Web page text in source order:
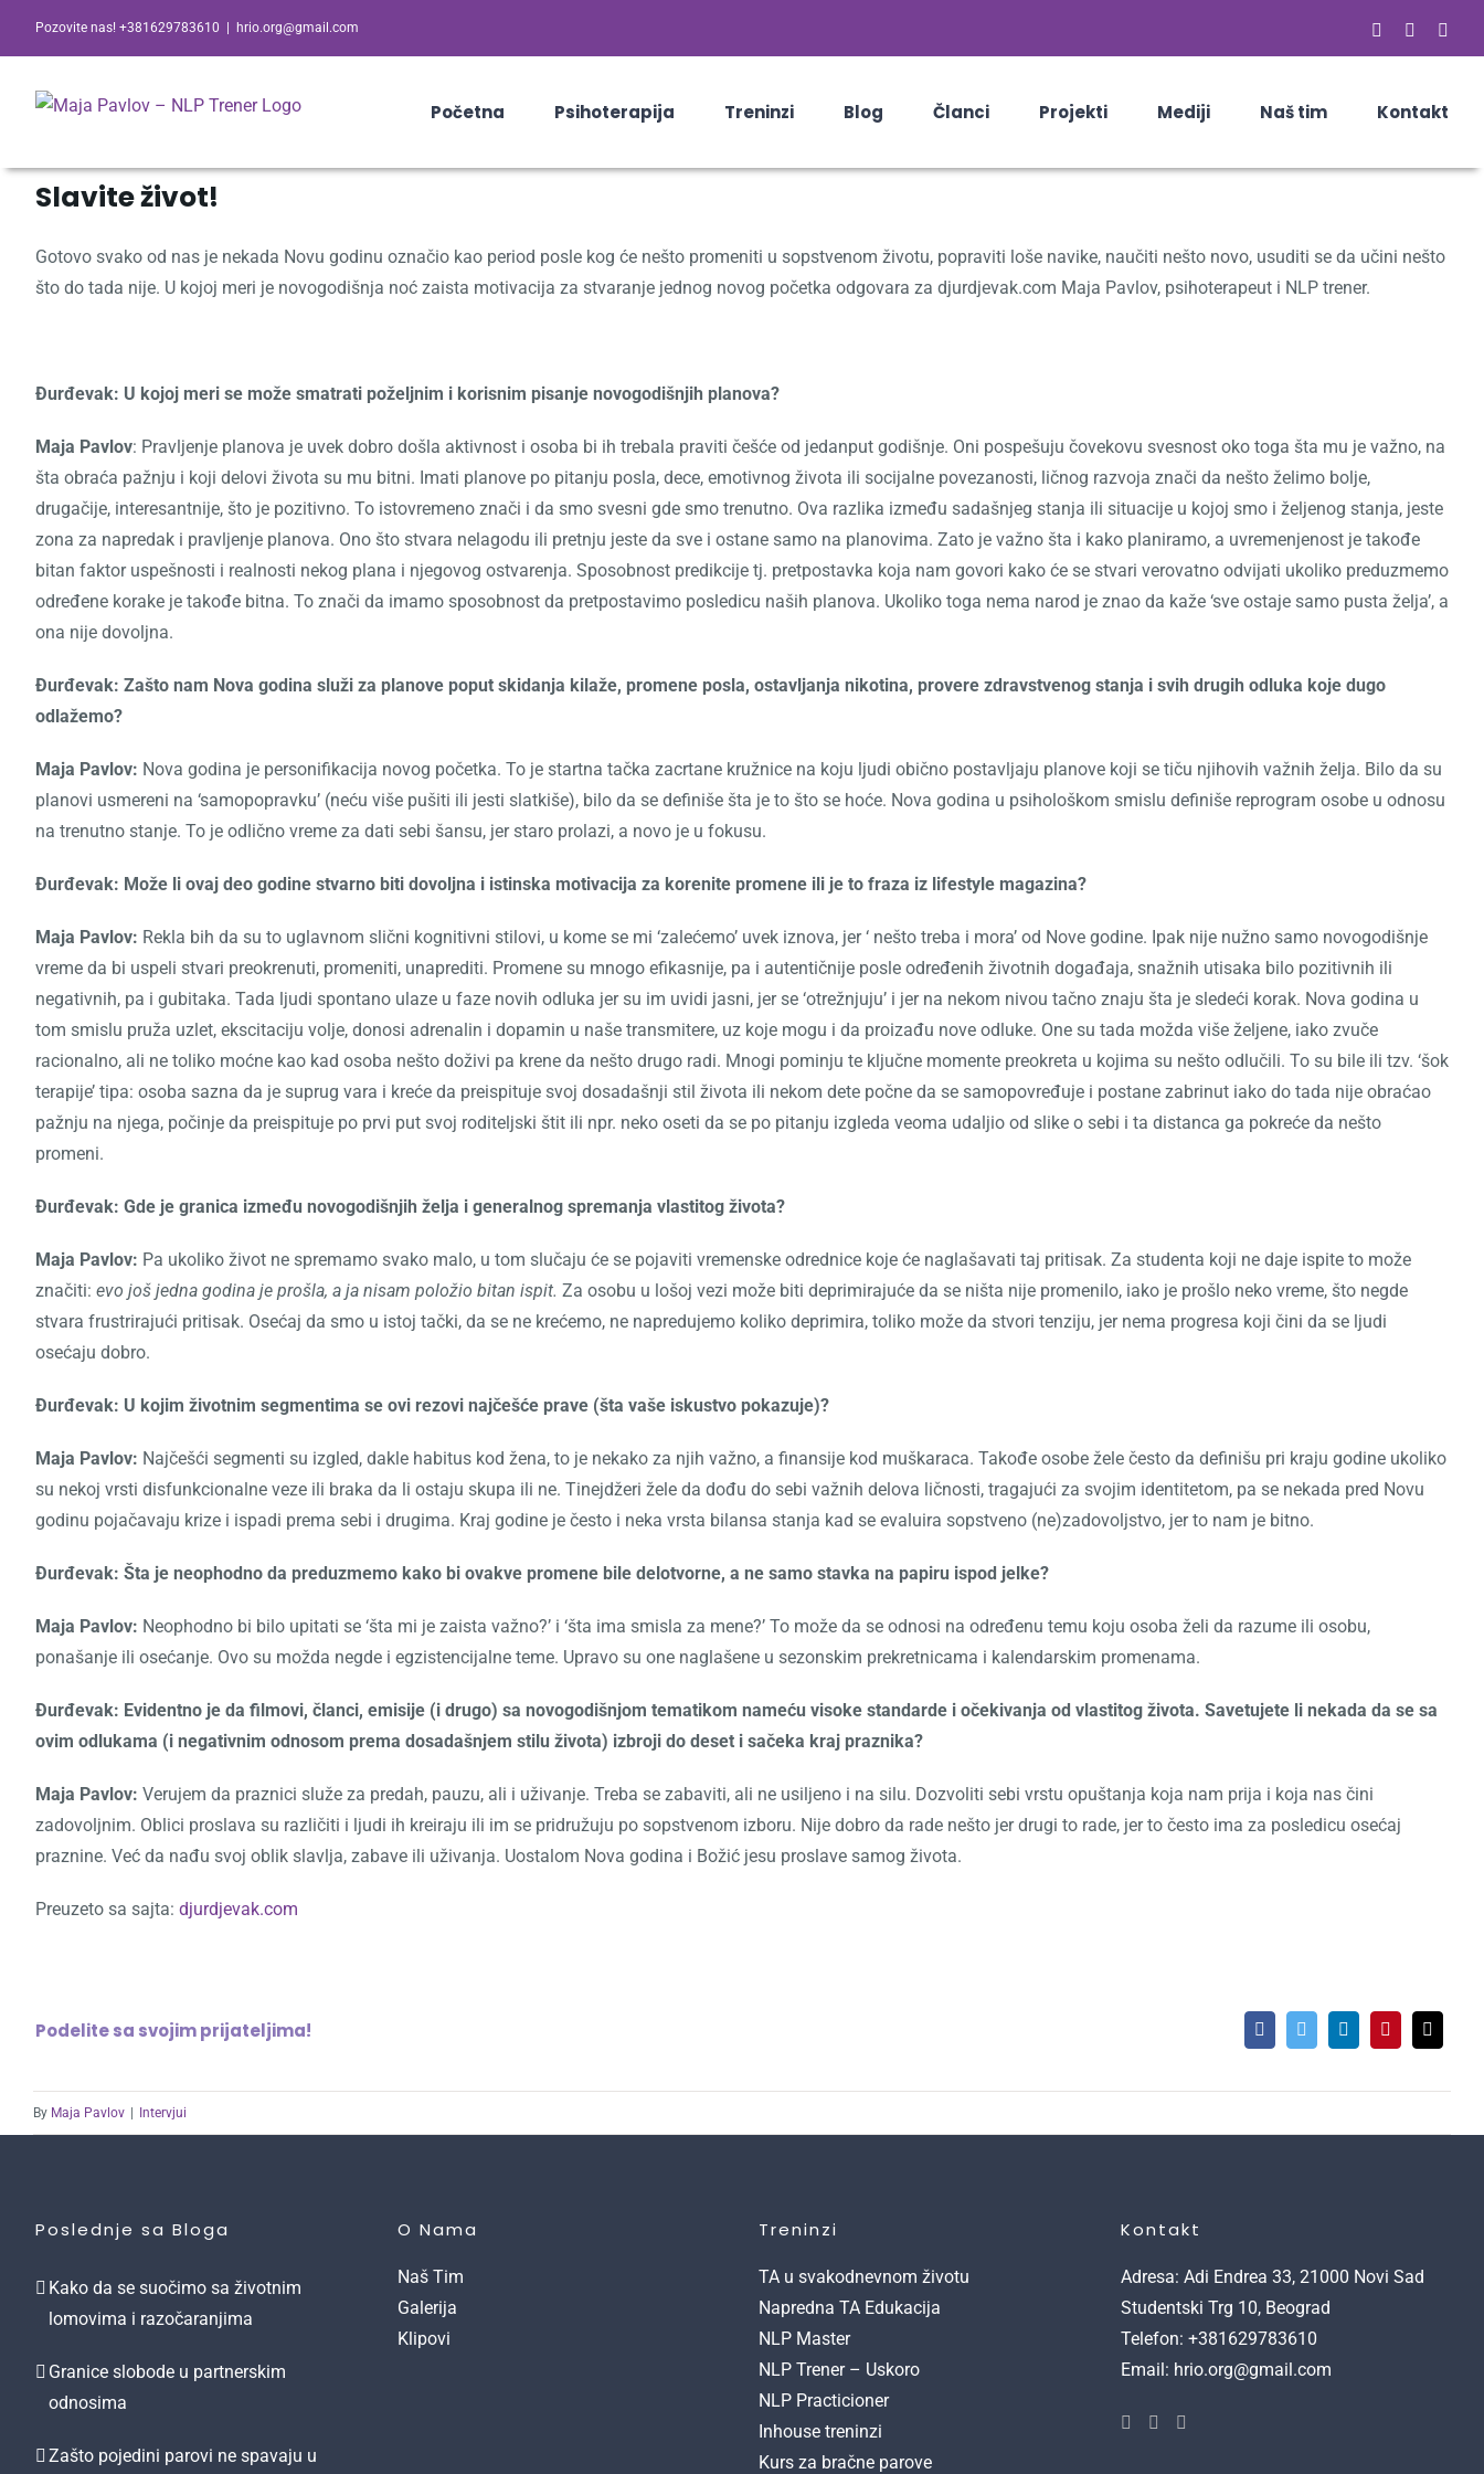
Pozovite nas! +381629783610 hrio.org@gmail.com Facebook
Email
Početna Psihoterapija Treninzi Blog Članci Projekti Mediji Naš tim Kontakt
Slavite život!
Gotovo svako od nas je nekada Novu godinu označio kao period posle kog će nešto promeniti u sopstvenom životu, popraviti loše navike, naučiti nešto novo, usuditi se da učini nešto
što do tada nije. U kojoj meri je novogodišnja noć zaista motivacija za stvaranje jednog novog početka odgovara za djurdjevak.com Maja Pavlov, psihoterapeut i NLP trener.
Đurđevak: U kojoj meri se može smatrati poželjnim i korisnim pisanje novogodišnjih planova?
Maja Pavlov: Pravljenje planova je uvek dobro došla aktivnost i osoba bi ih trebala praviti češće od jedanput godišnje. Oni pospešuju čovekovu svesnost oko toga šta mu je važno, na
šta obraća pažnju i koji delovi života su mu bitni. Imati planove po pitanju posla, dece, emotivnog života ili socijalne povezanosti, ličnog razvoja znači da nešto želimo bolje,
drugačije, interesantnije, što je pozitivno. To istovremeno znači i da smo svesni gde smo trenutno. Ova razlika između sadašnjeg stanja ili situacije u kojoj smo i željenog stanja, jeste
zona za napredak i pravljenje planova. Ono što stvara nelagodu ili pretnju jeste da sve i ostane samo na planovima. Zato je važno šta i kako planiramo, a uvremenjenost je takođe
bitan faktor uspešnosti i realnosti nekog plana i njegovog ostvarenja. Sposobnost predikcije tj. pretpostavka koja nam govori kako će se stvari verovatno odvijati ukoliko preduzmemo
određene korake je takođe bitna. To znači da imamo sposobnost da pretpostavimo posledicu naših planova. Ukoliko toga nema narod je znao da kaže ‘sve ostaje samo pusta želja’, a
ona nije dovoljna.
Đurđevak: Zašto nam Nova godina služi za planove poput skidanja kilaže, promene posla, ostavljanja nikotina, provere zdravstvenog stanja i svih drugih odluka koje dugo
odlažemo?
Maja Pavlov: Nova godina je personifikacija novog početka. To je startna tačka zacrtane kružnice na koju ljudi obično postavljaju planove koji se tiču njihovih važnih želja. Bilo da su
planovi usmereni na ‘samopopravku’ (neću više pušiti ili jesti slatkiše), bilo da se definiše šta je to što se hoće. Nova godina u psihološkom smislu definiše reprogram osobe u odnosu
na trenutno stanje. To je odlično vreme za dati sebi šansu, jer staro prolazi, a novo je u fokusu.
Đurđevak: Može li ovaj deo godine stvarno biti dovoljna i istinska motivacija za korenite promene ili je to fraza iz lifestyle magazina?
Maja Pavlov: Rekla bih da su to uglavnom slični kognitivni stilovi, u kome se mi ‘zalećemo’ uvek iznova, jer ‘ nešto treba i mora’ od Nove godine. Ipak nije nužno samo novogodišnje
vreme da bi uspeli stvari preokrenuti, promeniti, unaprediti. Promene su mnogo efikasnije, pa i autentičnije posle određenih životnih događaja, snažnih utisaka bilo pozitivnih ili
negativnih, pa i gubitaka. Tada ljudi spontano ulaze u faze novih odluka jer su im uvidi jasni, jer se ‘otrežnjuju’ i jer na nekom nivou tačno znaju šta je sledeći korak. Nova godina u
tom smislu pruža uzlet, ekscitaciju volje, donosi adrenalin i dopamin u naše transmitere, uz koje mogu i da proizađu nove odluke. One su tada možda više željene, iako zvuče
racionalno, ali ne toliko moćne kao kad osoba nešto doživi pa krene da nešto drugo radi. Mnogi pominju te ključne momente preokreta u kojima su nešto odlučili. To su bile ili tzv. ‘šok
terapije’ tipa: osoba sazna da je suprug vara i kreće da preispituje svoj dosadašnji stil života ili nekom dete počne da se samopovređuje i postane zabrinut iako do tada nije obraćao
pažnju na njega, počinje da preispituje po prvi put svoj roditeljski štit ili npr. neko oseti da se po pitanju izgleda veoma udaljio od slike o sebi i ta distanca ga pokreće da nešto
promeni.
Đurđevak: Gde je granica između novogodišnjih želja i generalnog spremanja vlastitog života?
Maja Pavlov: Pa ukoliko život ne spremamo svako malo, u tom slučaju će se pojaviti vremenske odrednice koje će naglašavati taj pritisak. Za studenta koji ne daje ispite to može
značiti: evo još jedna godina je prošla, a ja nisam položio bitan ispit. Za osobu u lošoj vezi može biti deprimirajuće da se ništa nije promenilo, iako je prošlo neko vreme, što negde
stvara frustrirajući pritisak. Osećaj da smo u istoj tački, da se ne krećemo, ne napredujemo koliko deprimira, toliko može da stvori tenziju, jer nema progresa koji čini da se ljudi
osećaju dobro.
Đurđevak: U kojim životnim segmentima se ovi rezovi najčešće prave (šta vaše iskustvo pokazuje)?
Maja Pavlov: Najčešći segmenti su izgled, dakle habitus kod žena, to je nekako za njih važno, a finansije kod muškaraca. Takođe osobe žele često da definišu pri kraju godine ukoliko
su nekoj vrsti disfunkcionalne veze ili braka da li ostaju skupa ili ne. Tinejdžeri žele da dođu do sebi važnih delova ličnosti, tragajući za svojim identitetom, pa se nekada pred Novu
godinu pojačavaju krize i ispadi prema sebi i drugima. Kraj godine je često i neka vrsta bilansa stanja kad se evaluira sopstveno (ne)zadovoljstvo, jer to nam je bitno.
Đurđevak: Šta je neophodno da preduzmemo kako bi ovakve promene bile delotvorne, a ne samo stavka na papiru ispod jelke?
Maja Pavlov: Neophodno bi bilo upitati se ‘šta mi je zaista važno?’ i ‘šta ima smisla za mene?’ To može da se odnosi na određenu temu koju osoba želi da razume ili osobu,
ponašanje ili osećanje. Ovo su možda negde i egzistencijalne teme. Upravo su one naglašene u sezonskim prekretnicama i kalendarskim promenama.
Đurđevak: Evidentno je da filmovi, članci, emisije (i drugo) sa novogodišnjom tematikom nameću visoke standarde i očekivanja od vlastitog života. Savetujete li nekada da se sa
ovim odlukama (i negativnim odnosom prema dosadašnjem stilu života) izbroji do deset i sačeka kraj praznika?
Maja Pavlov: Verujem da praznici služe za predah, pauzu, ali i uživanje. Treba se zabaviti, ali ne usiljeno i na silu. Dozvoliti sebi vrstu opuštanja koja nam prija i koja nas čini
zadovoljnim. Oblici proslava su različiti i ljudi ih kreiraju ili im se pridružuju po sopstvenom izboru. Nije dobro da rade nešto jer drugi to rade, jer to često ima za posledicu osećaj
praznine. Već da nađu svoj oblik slavlja, zabave ili uživanja. Uostalom Nova godina i Božić jesu proslave samog života.
Preuzeto sa sajta: djurdjevak.com
Podelite sa svojim prijateljima!
By Maja Pavlov Intervjui
Poslednje sa Bloga
Kako da se suočimo sa životnim
lomovima i razočaranjima
Granice slobode u partnerskim
odnosima
Zašto pojedini parovi ne spavaju u
O Nama
Naš Tim
Galerija
Klipovi
Treninzi
TA u svakodnevnom životu
Napredna TA Edukacija
NLP Master
NLP Trener – Uskoro
NLP Practicioner
Inhouse treninzi
Kurs za bračne parove
Kontakt
Adresa: Adi Endrea 33, 21000 Novi Sad
Studentski Trg 10, Beograd
Telefon: +381629783610
Email: hrio.org@gmail.com